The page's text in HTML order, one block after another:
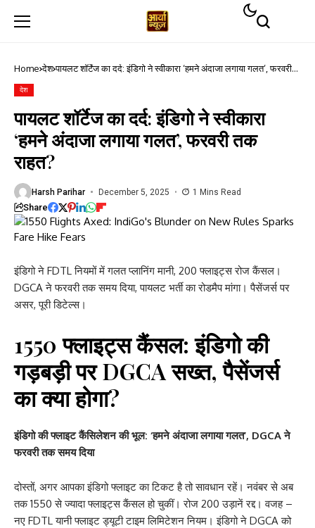
Home देश पायलट शॉर्टेज का दर्द: इंडिगो ने स्वीकारा ‘हमने अंदाजा लगाया गलत’, फरवरी
देश
पायलट शॉर्टेज का दर्द: इंडिगो ने स्वीकारा
‘हमने अंदाजा लगाया गलत’, फरवरी तक
राहत?
Harsh Parihar December 5, 2025 1 Mins Read
Share
इंडिगो ने FDTL नियमों में गलत प्लानिंग मानी, 200 फ्लाइट्स रोज कैंसल।
DGCA ने फरवरी तक समय दिया, पायलट भर्ती का रोडमैप मांगा। पैसेंजर्स पर
असर, पूरी डिटेल्स।
1550 फ्लाइट्स कैंसल: इंडिगो की
गड़बड़ी पर DGCA सख्त, पैसेंजर्स
का क्या होगा?
इंडिगो की फ्लाइट कैंसिलेशन की भूल: ‘हमने अंदाजा लगाया गलत’, DGCA ने
फरवरी तक समय दिया
दोस्तों, अगर आपका इंडिगो फ्लाइट का टिकट है तो सावधान रहें। नवंबर से अब
तक 1550 से ज्यादा फ्लाइट्स कैंसल हो चुकीं। रोज 200 उड़ानें रद्द। वजह –
नए FDTL यानी फ्लाइट ड्यूटी टाइम लिमिटेशन नियम। इंडिगो ने DGCA को